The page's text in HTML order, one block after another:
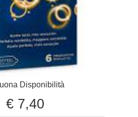
Disponibilità
€ 7,40